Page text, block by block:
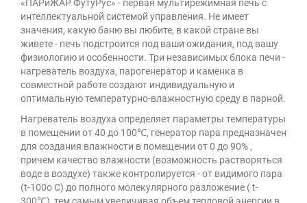
«ПАРиЖАР ФутуРус» - первая мультирежимная печь с
интеллектуальной системой управления. Не имеет
значения, какую баню вы любите, в какой стране вы
живете - печь подстроится под ваши ожидания, под вашу
физиологию и особенности. Три независимых блока печи -
нагреватель воздуха, парогенератор и каменка в
совместной работе создают индивидуальную и
оптимальную температурно-влажностную среду в парной.
Нагреватель воздуха определяет параметры температуры
в помещении от 40 до 100℃, генератор пара предназначен
для создания влажности в помещении от 0 до 90% ,
причем качество влажности (возможность растворяться
воде в воздухе) также контролируется - от видимого пара
(t-100о С) до полного молекулярного разложение ( t-